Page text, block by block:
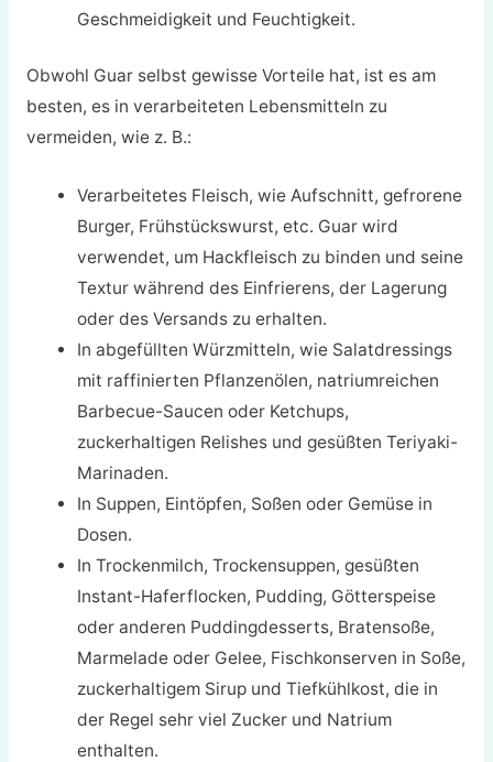
Geschmeidigkeit und Feuchtigkeit.
Obwohl Guar selbst gewisse Vorteile hat, ist es am
besten, es in verarbeiteten Lebensmitteln zu
vermeiden, wie z. B.:
Verarbeitetes Fleisch, wie Aufschnitt, gefrorene
Burger, Frühstückswurst, etc. Guar wird
verwendet, um Hackfleisch zu binden und seine
Textur während des Einfrierens, der Lagerung
oder des Versands zu erhalten.
In abgefüllten Würzmitteln, wie Salatdressings
mit raffinierten Pflanzenölen, natriumreichen
Barbecue-Saucen oder Ketchups,
zuckerhaltigen Relishes und gesüßten Teriyaki-
Marinaden.
In Suppen, Eintöpfen, Soßen oder Gemüse in
Dosen.
In Trockenmilch, Trockensuppen, gesüßten
Instant-Haferflocken, Pudding, Götterspeise
oder anderen Puddingdesserts, Bratensoße,
Marmelade oder Gelee, Fischkonserven in Soße,
zuckerhaltigem Sirup und Tiefkühlkost, die in
der Regel sehr viel Zucker und Natrium
enthalten.